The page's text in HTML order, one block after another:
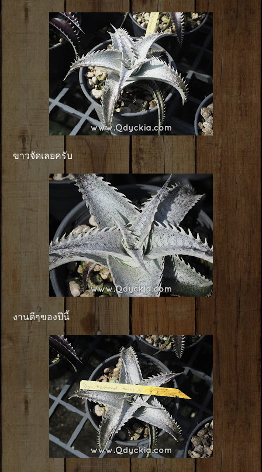
ขาวจัดเลยครับ
งานดีๆของปีนี้